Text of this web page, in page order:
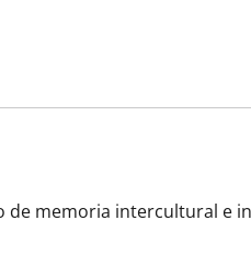
de memoria intercultural e